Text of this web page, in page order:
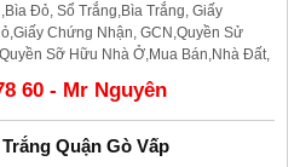
Đỏ, Sổ Trắng,Bìa Trắng, Giấy
Chứng Nhận, GCN,Quyền Sử
Sỡ Hữu Nhà Ở,Mua Bán,Nhà Đất,
60 - Mr Nguyên
Quận Gò Vấp